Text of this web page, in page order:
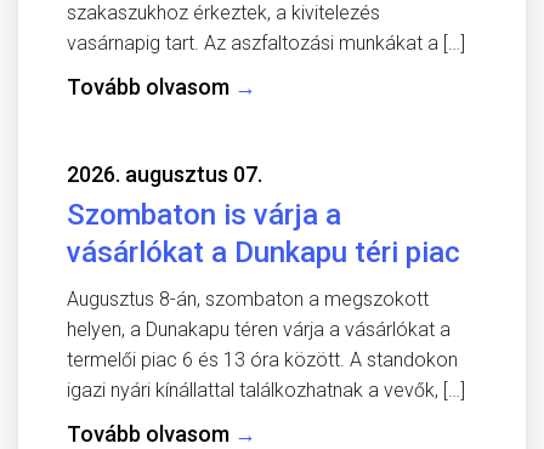
szakaszukhoz érkeztek, a kivitelezés
vasárnapig tart. Az aszfaltozási munkákat a […]
Tovább olvasom →
2026. augusztus 07.
Szombaton is várja a
vásárlókat a Dunkapu téri piac
Augusztus 8-án, szombaton a megszokott
helyen, a Dunakapu téren várja a vásárlókat a
termelői piac 6 és 13 óra között. A standokon
igazi nyári kínállattal találkozhatnak a vevők, […]
Tovább olvasom →